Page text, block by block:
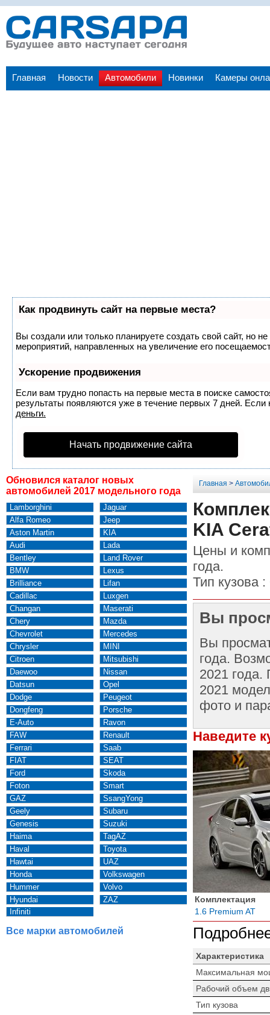
Главная Новости Автомобили Новинки Камеры
Как продвинуть сайт на первые места?
Вы создали или только планируете создать свой сайт, но
мероприятий, направленных на увеличение его
Ускорение продвижения
Если вам трудно попасть на первые места в поиске
результаты появляются уже в течение первых 7 дней.
деньги.
Начать продвижение сайта
Обновился каталог новых
автомобилей 2017 модельного года
Lamborghini
Alfa Romeo
Aston Martin
Audi
Bentley
BMW
Brilliance
Cadillac
Changan
Chery
Chevrolet
Chrysler
Citroen
Daewoo
Datsun
Dodge
Dongfeng
E-Auto
FAW
Ferrari
FIAT
Ford
Foton
GAZ
Geely
Genesis
Haima
Haval
Hawtai
Honda
Hummer
Hyundai
Infiniti
Jaguar
Jeep
KIA
Lada
Land Rover
Lexus
Lifan
Luxgen
Maserati
Mazda
Mercedes
MINI
Mitsubishi
Nissan
Opel
Peugeot
Porsche
Ravon
Renault
Saab
SEAT
Skoda
Smart
SsangYong
Subaru
Suzuki
TagAZ
Toyota
UAZ
Volkswagen
Volvo
ZAZ
Все марки автомобилей
Главная >
KIA
Цены и
года.
Тип кузова :
Вы
Вы
года.
2021 года.
2021
фото и
Наведите
Комплектация
1.6 Premium AT
Характеристика
Максимальная
Рабочий объем
Тип кузова